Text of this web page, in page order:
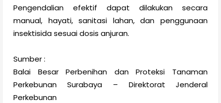
Pengendalian efektif dapat dilakukan secara
manual, hayati, sanitasi lahan, dan penggunaan
insektisida sesuai dosis anjuran.
Sumber :
Balai Besar Perbenihan dan Proteksi Tanaman
Perkebunan Surabaya – Direktorat Jenderal
Perkebunan